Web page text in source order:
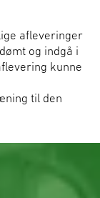
afleveringer
og indgå i
kunne
til den